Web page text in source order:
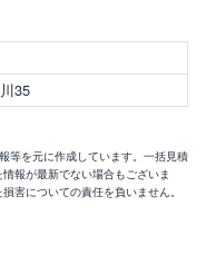
35
等を元に作成しています。一括見積
報が最新でない場合もございま
害についての責任を負いません。